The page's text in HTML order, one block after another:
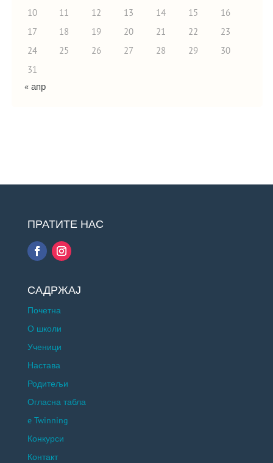
10
11 12 13 14 15
16
17
18 19 20 21 22
23
24
25 26 27 28 29
30
31
« апр
ПРАТИТЕ НАС
САДРЖАЈ
Почетна
О школи
Ученици
Настава
Родитељи
Огласна табла
e Twinning
Конкурси
Контакт